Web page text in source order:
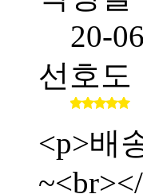
20-
선호도
<p>배